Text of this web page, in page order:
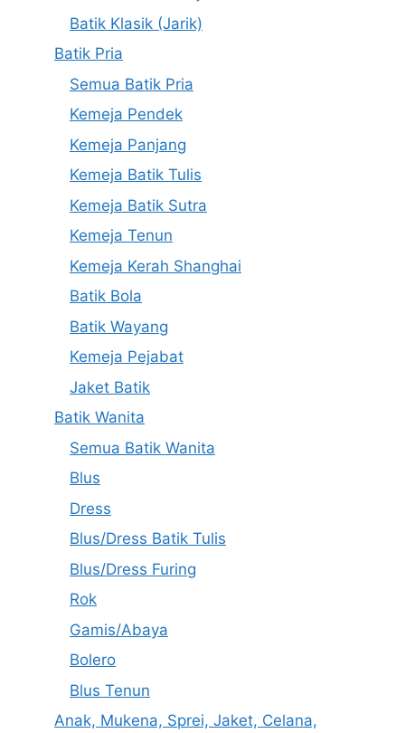
Batik Klasik (Jarik)
Batik Pria
Semua Batik Pria
Kemeja Pendek
Kemeja Panjang
Kemeja Batik Tulis
Kemeja Batik Sutra
Kemeja Tenun
Kemeja Kerah Shanghai
Batik Bola
Batik Wayang
Kemeja Pejabat
Jaket Batik
Batik Wanita
Semua Batik Wanita
Blus
Dress
Blus/Dress Batik Tulis
Blus/Dress Furing
Rok
Gamis/Abaya
Bolero
Blus Tenun
Anak, Mukena, Sprei, Jaket, Celana,